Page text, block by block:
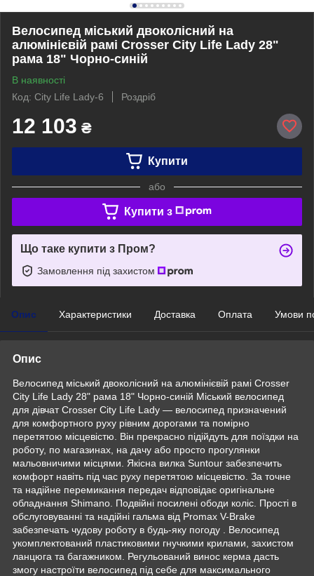
Велосипед міський двоколісний на
алюмінієвій рамі Crosser City Life Lady 28"
рама 18" Чорно-синій
В наявності
Код: City Life Lady-6
Роздріб
12 103 ₴
Купити
або
Купити з
Що таке купити з Пром?
Замовлення під захистом
Опис Характеристики Доставка Оплата Умови
Опис
Велосипед міський двоколісний на алюмінієвій рамі Crosser
City Life Lady 28" рама 18" Чорно-синій Міський велосипед
для дівчат Crosser City Life Lady — велосипед призначений
для комфортного руху рівним дорогами та помірно
перетятою місцевістю. Він прекрасно підійдуть для поїздки на
роботу, по магазинах, на дачу або просто прогулянки
мальовничими місцями. Якісна вилка Suntour забезпечить
комфорт навіть під час руху перетятою місцевістю. За точне
та надійне перемикання передач відповідає оригінальне
обладнання Shimano. Подвійні посилені ободи коліс. Прості в
обслуговуванні та надійні гальма від Promax V-Brake
забезпечать чудову роботу в будь-яку погоду . Велосипед
укомплектований пластиковими гнучкими крилами, захистом
ланцюга та багажником. Регульований винос керма дасть
змогу настроїти велосипед під себе для максимального